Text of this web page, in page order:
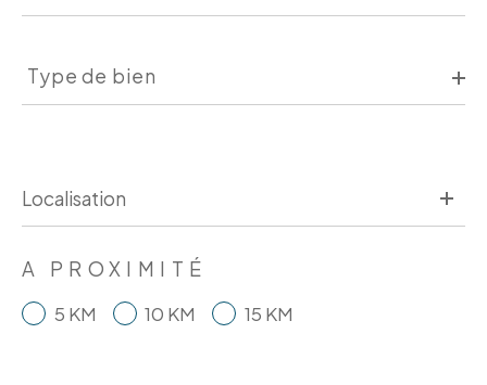
de
bien
Type de bien
A PROXIMITÉ
5 KM 10 KM 15 KM